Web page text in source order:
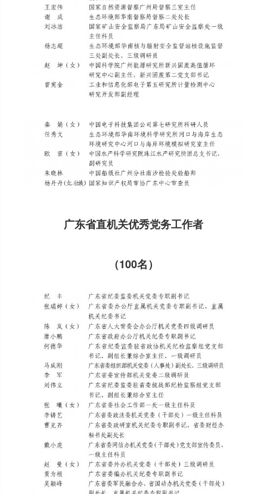
广东省直机关优秀党务工作者
（100名）